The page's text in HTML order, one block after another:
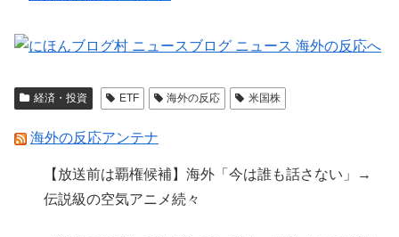
経済・投資 ETF 海外の反応 米国株
海外の反応アンテナ
【放送前は覇権候補】海外「今は誰も話さない」→
伝説級の空気アニメ続々